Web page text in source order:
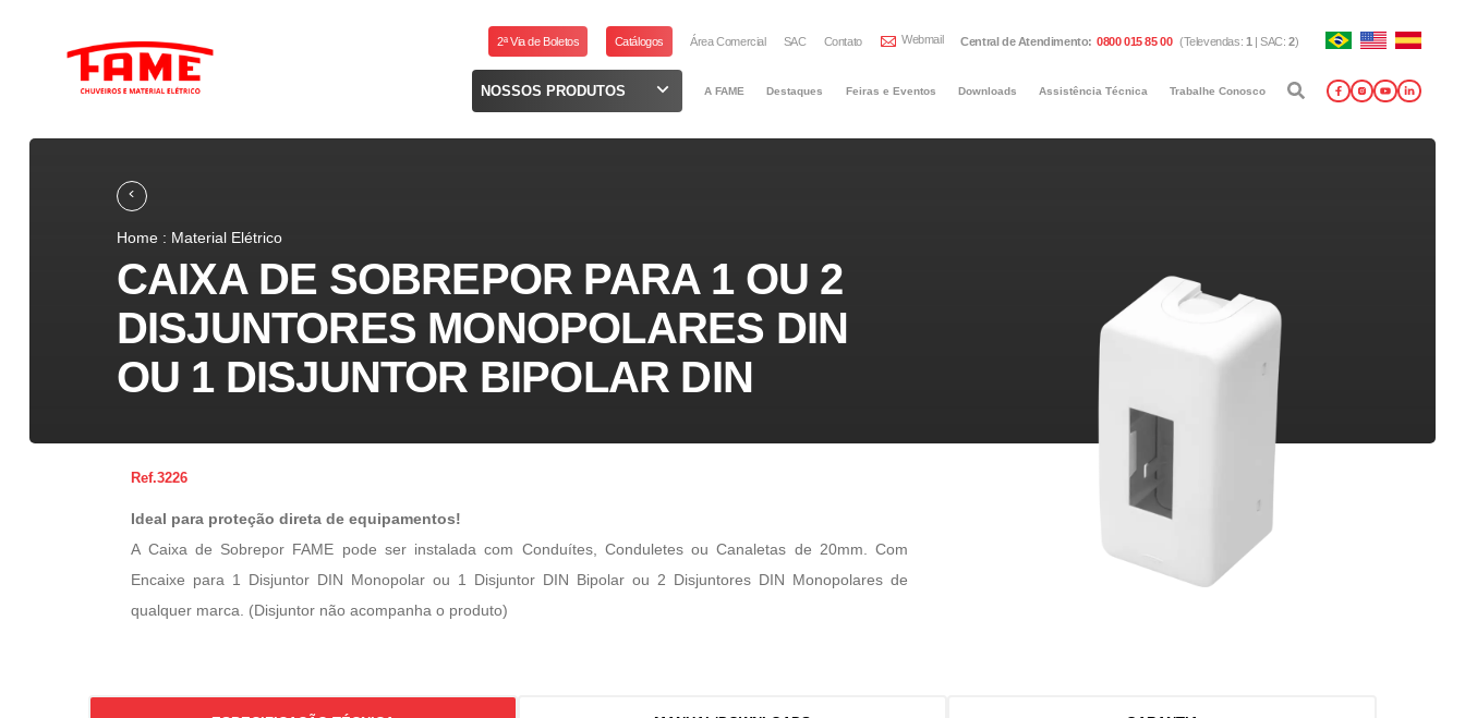
2ª Via de Boletos Catálogos Área Comercial SAC Contato Webmail Central de Atendimento: 0800 015 85 00 (Televendas: 1 |SAC: 2)
NOSSOS PRODUTOS A FAME Destaques Feiras e Eventos Downloads Assistência Técnica Trabalhe Conosco
Home : Material Elétrico
CAIXA DE SOBREPOR PARA 1 OU 2
DISJUNTORES MONOPOLARES DIN
OU 1 DISJUNTOR BIPOLAR DIN
3226
Ideal para proteção direta de equipamentos!
A Caixa de Sobrepor FAME pode ser instalada com Conduítes, Conduletes ou Canaletas de 20mm. Com
Encaixe para 1 Disjuntor DIN Monopolar ou 1 Disjuntor DIN Bipolar ou 2 Disjuntores DIN Monopolares de
qualquer marca. (Disjuntor não acompanha o produto)